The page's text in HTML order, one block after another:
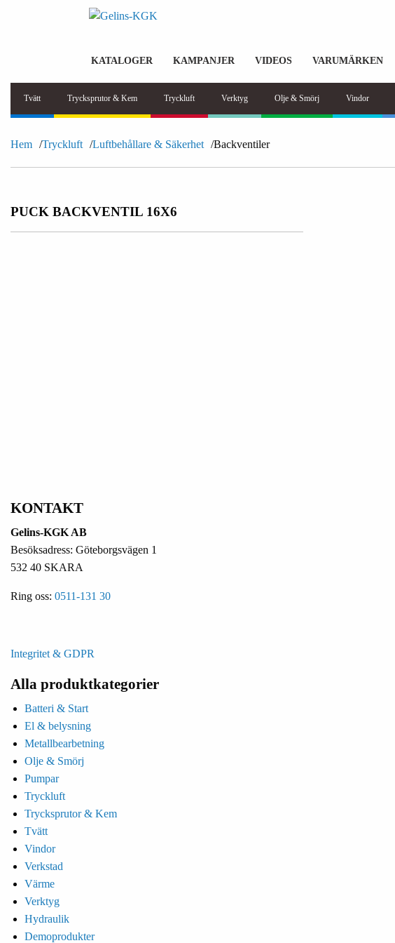
KATALOGER KAMPANJER VIDEOS VARUMÄRKEN
Tvätt Trycksprutor & Kem Tryckluft Verktyg Olje & Smörj Vindor
Hem Tryckluft Luftbehållare & Säkerhet Backventiler
PUCK BACKVENTIL 16X6
KONTAKT
Gelins-KGK AB
Besöksadress: Göteborgsvägen 1
532 40 SKARA
Ring oss: 0511-131 30
Integritet & GDPR
Alla produktkategorier
Batteri & Start
El & belysning
Metallbearbetning
Olje & Smörj
Pumpar
Tryckluft
Trycksprutor & Kem
Tvätt
Vindor
Verkstad
Värme
Verktyg
Hydraulik
Demoprodukter